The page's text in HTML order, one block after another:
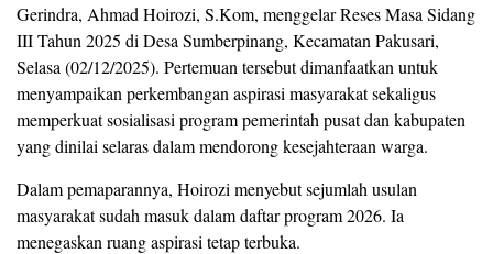
Gerindra, Ahmad Hoirozi, S.Kom, menggelar Reses Masa Sidang
III Tahun 2025 di Desa Sumberpinang, Kecamatan Pakusari,
Selasa (02/12/2025). Pertemuan tersebut dimanfaatkan untuk
menyampaikan perkembangan aspirasi masyarakat sekaligus
memperkuat sosialisasi program pemerintah pusat dan kabupaten
yang dinilai selaras dalam mendorong kesejahteraan warga.
Dalam pemaparannya, Hoirozi menyebut sejumlah usulan
masyarakat sudah masuk dalam daftar program 2026. Ia
menegaskan ruang aspirasi tetap terbuka.